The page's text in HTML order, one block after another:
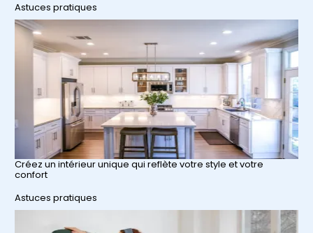
Par rapport à
Astuces pratiques
Créez un intérieur unique qui reflète votre style et votre
confort
Par rapport à
Astuces pratiques